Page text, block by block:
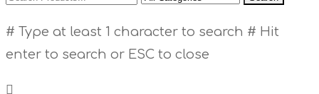
# Type at least 1 character to search # Hit
enter to search or ESC to close